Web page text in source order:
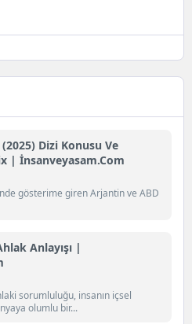
Dizi Konusu Ve
| İnsanveyasam.com
gösterime giren Arjantin ve ABD
Anlayışı |
sorumluluğu, insanın içsel
olumlu bir...